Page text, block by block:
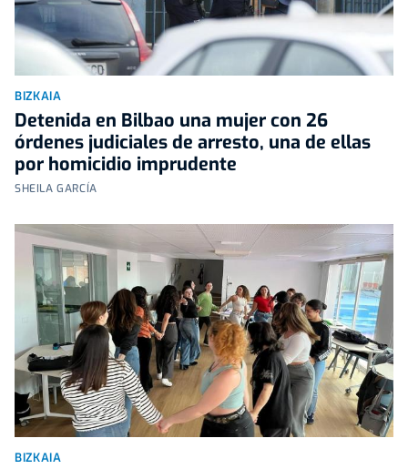
BIZKAIA
Detenida en Bilbao una mujer con 26
órdenes judiciales de arresto, una de ellas
por homicidio imprudente
SHEILA GARCÍA
BIZKAIA